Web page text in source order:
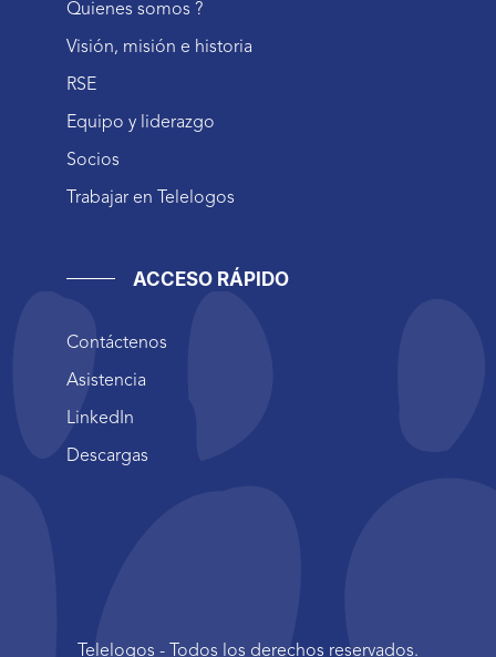
Quienes somos ?
Visión, misión e historia
RSE
Equipo y liderazgo
Socios
Trabajar en Telelogos
ACCESO RÁPIDO
Contáctenos
Asistencia
LinkedIn
Descargas
Telelogos - Todos los derechos reservados.